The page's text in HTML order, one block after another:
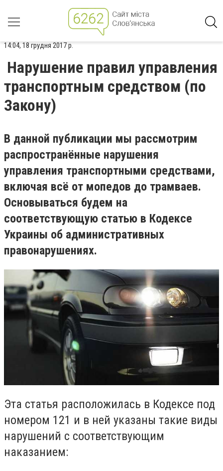
14:04, 18 грудня 2017 р.
Нарушение правил управления
транспортным средством (по
Закону)
В данной публикации мы рассмотрим
распространённые нарушения
управления транспортными средствами,
включая всё от мопедов до трамваев.
Основываться будем на
соответствующую статью в Кодексе
Украины об административных
правонарушениях.
Эта статья расположилась в Кодексе под
номером 121 и в ней указаны такие виды
нарушений с соответствующим
наказанием: